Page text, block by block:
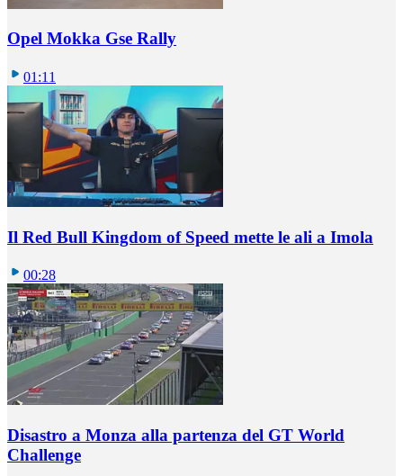
Opel Mokka Gse Rally
01:11
Il Red Bull Kingdom of Speed mette le ali a Imola
00:28
Disastro a Monza alla partenza del GT World
Challenge